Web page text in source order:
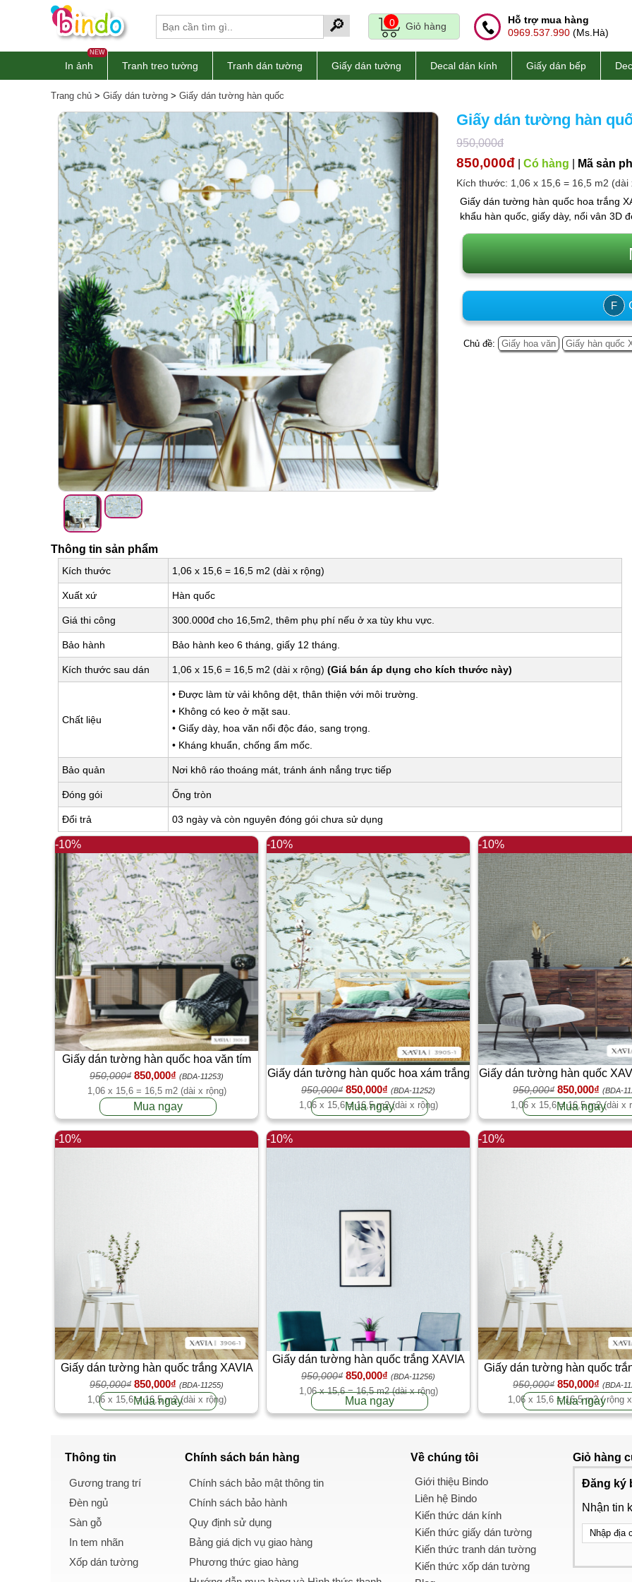
🔎 0 Giỏ hàng
Hỗ trợ mua hàng
0969.537.990 (Ms.Hà)
NEW
In ảnh Tranh treo tường Tranh dán tường Giấy dán tường Decal dán kính Giấy dán bếp
Trang chủ > Giấy dán tường > Giấy dán tường hàn quốc
Giấy dán tường hàn
950,000đ
850,000đ Có hàng Mã sản
Kích thước: 1,06 x 15,6 = 16,5 m2 (dài
Giấy dán tường hàn quốc hoa trắng
khẩu hàn quốc, giấy dày, nổi vân 3D
F
Chủ đề: Giấy hoa văn Giấy hàn quốc
Thông tin sản phẩm
Kích thước 1,06 x 15,6 = 16,5 m2 (dài x rộng)
Xuất xứ Hàn quốc
Giá thi công 300.000đ cho 16,5m2, thêm phụ phí nếu ở xa tùy khu vực.
Bảo hành Bảo hành keo 6 tháng, giấy 12 tháng.
Kích thước sau dán 1,06 x 15,6 = 16,5 m2 (dài x rộng) (Giá bán áp dụng cho kích thước này)
Chất liệu
• Được làm từ vải không dệt, thân thiện với môi trường.
• Không có keo ở mặt sau.
• Giấy dày, hoa văn nổi độc đáo, sang trọng.
• Kháng khuẩn, chống ẩm mốc.
Bảo quản Nơi khô ráo thoáng mát, tránh ánh nắng trực tiếp
Đóng gói Ống tròn
Đổi trả 03 ngày và còn nguyên đóng gói chưa sử dụng
-10%
Giấy dán tường hàn quốc hoa văn tím
XAVIA 3905-2
950,000₫ 850,000₫ (BDA-11253)
1,06 x 15,6 = 16,5 m2 (dài x rộng)
Mua ngay
-10%
Giấy dán tường hàn quốc hoa xám trắng
XAVIA 3905-1
950,000₫ 850,000₫ (BDA-11252)
1,06 x 15,6 = 16,5 m2 (dài x rộng)
Mua ngay
-10%
Giấy dán tường hàn quốc
950,000₫ 850,000₫ (BDA-
1,06 x 15,6 = 16,5 m2 (dài x
Mua ngay
-10%
Giấy dán tường hàn quốc trắng XAVIA
3906-1
950,000₫ 850,000₫ (BDA-11255)
1,06 x 15,6 = 16,5 m2 (dài x rộng)
Mua ngay
-10%
Giấy dán tường hàn quốc trắng XAVIA
3906-1
950,000₫ 850,000₫ (BDA-11256)
1,06 x 15,6 = 16,5 m2 (dài x rộng)
Mua ngay
-10%
Giấy dán tường hàn quốc
3906-1
950,000₫ 850,000₫ (BDA-
1,06 x 15,6 = 16,5 m2 ( rộng
Mua ngay
Thông tin
Gương trang trí
Đèn ngủ
Sàn gỗ
In tem nhãn
Xốp dán tường
Chính sách bán hàng
Chính sách bảo mật thông tin
Chính sách bảo hành
Quy định sử dụng
Bảng giá dịch vụ giao hàng
Phương thức giao hàng
Về chúng tôi
Giới thiệu Bindo
Liên hệ Bindo
Kiến thức dán kính
Kiến thức giấy dán tường
Kiến thức tranh dán tường
Kiến thức xốp dán tường
Giỏ hàng
Đăng ký
Nhận tin